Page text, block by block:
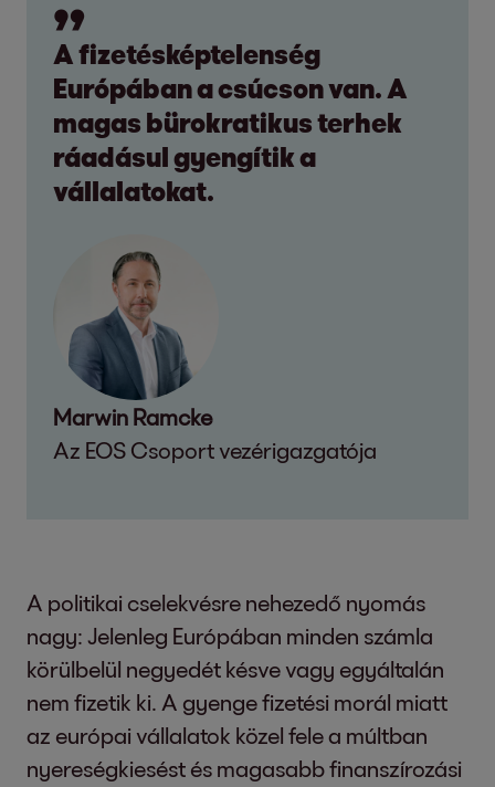
A fizetésképtelenség
Európában a csúcson van. A
magas bürokratikus terhek
ráadásul gyengítik a
vállalatokat.
Marwin Ramcke
Az EOS Csoport vezérigazgatója
A politikai cselekvésre nehezedő nyomás
nagy: Jelenleg Európában minden számla
körülbelül negyedét késve vagy egyáltalán
nem fizetik ki. A gyenge fizetési morál miatt
az európai vállalatok közel fele a múltban
nyereségkiesést és magasabb finanszírozási